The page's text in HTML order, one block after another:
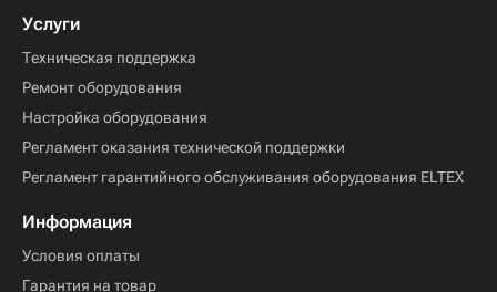
Услуги
Техническая поддержка
Ремонт оборудования
Настройка оборудования
Регламент оказания технической поддержки
Регламент гарантийного обслуживания оборудования ELTEX
Информация
Условия оплаты
Гарантия на товар